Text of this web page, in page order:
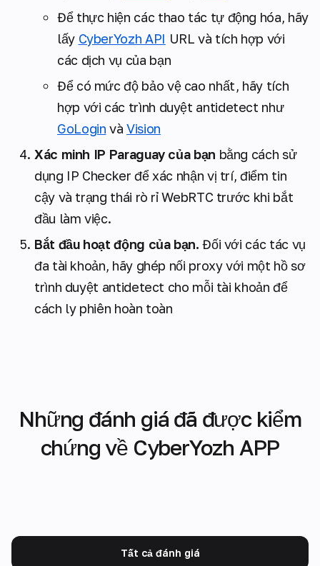
Để thực hiện các thao tác tự động hóa, hãy
lấy CyberYozh API URL và tích hợp với
các dịch vụ của bạn
Để có mức độ bảo vệ cao nhất, hãy tích
hợp với các trình duyệt antidetect như
GoLogin vàVision
Xác minh IP Paraguay của bạn bằng cách sử
dụng IP Checker để xác nhận vị trí, điểm tin
cậy và trạng thái rò rỉ WebRTC trước khi bắt
đầu làm việc.
Bắt đầu hoạt động của bạn.Đối với các tác vụ
đa tài khoản, hãy ghép nối proxy với một hồ sơ
trình duyệt antidetect cho mỗi tài khoản để
cách ly phiên hoàn toàn
Những đánh giá đã được kiểm
chứng về CyberYozh APP
Tất cả đánh giá